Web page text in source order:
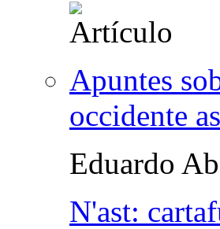
Apuntes
occidente
Eduardo
N'ast: